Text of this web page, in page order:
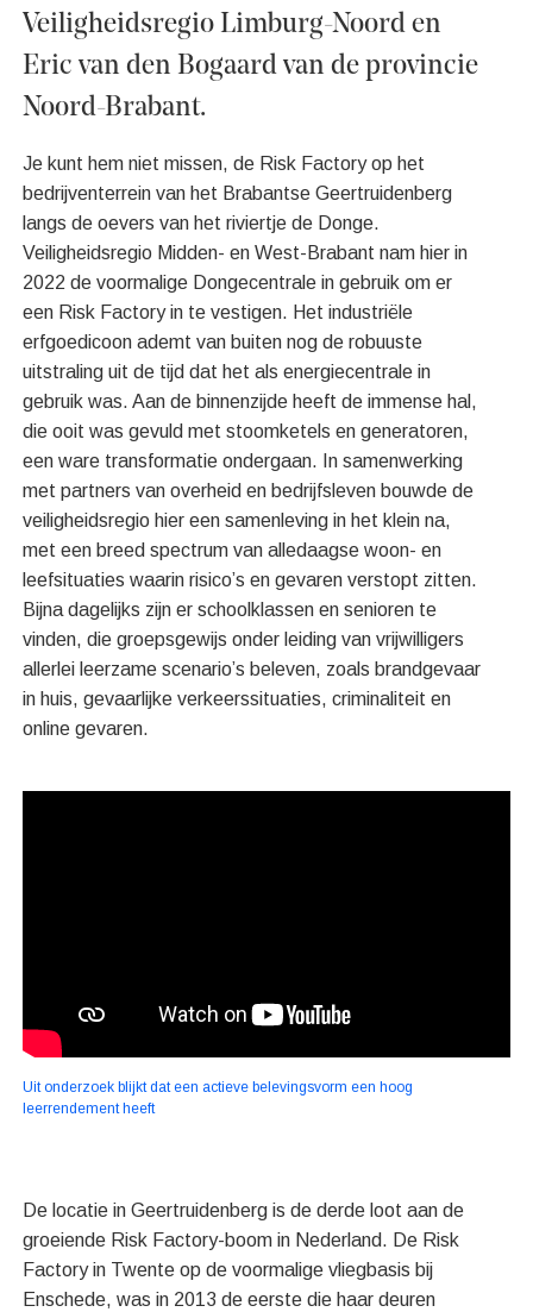
Veiligheidsregio Limburg-Noord en
Eric van den Bogaard van de provincie
Noord-Brabant.
Je kunt hem niet missen, de Risk Factory op het
bedrijventerrein van het Brabantse Geertruidenberg
langs de oevers van het riviertje de Donge.
Veiligheidsregio Midden- en West-Brabant nam hier in
2022 de voormalige Dongecentrale in gebruik om er
een Risk Factory in te vestigen. Het industriële
erfgoedicoon ademt van buiten nog de robuuste
uitstraling uit de tijd dat het als energiecentrale in
gebruik was. Aan de binnenzijde heeft de immense hal,
die ooit was gevuld met stoomketels en generatoren,
een ware transformatie ondergaan. In samenwerking
met partners van overheid en bedrijfsleven bouwde de
veiligheidsregio hier een samenleving in het klein na,
met een breed spectrum van alledaagse woon- en
leefsituaties waarin risico’s en gevaren verstopt zitten.
Bijna dagelijks zijn er schoolklassen en senioren te
vinden, die groepsgewijs onder leiding van vrijwilligers
allerlei leerzame scenario’s beleven, zoals brandgevaar
in huis, gevaarlijke verkeerssituaties, criminaliteit en
online gevaren.
Uit onderzoek blijkt dat een actieve belevingsvorm een hoog
leerrendement heeft
De locatie in Geertruidenberg is de derde loot aan de
groeiende Risk Factory-boom in Nederland. De Risk
Factory in Twente op de voormalige vliegbasis bij
Enschede, was in 2013 de eerste die haar deuren